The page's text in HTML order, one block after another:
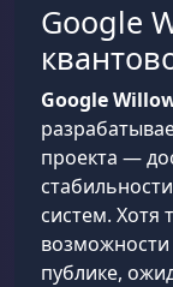
Google
Google
проекта —
систем. Хотя
публике,